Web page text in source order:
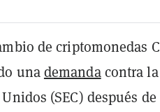
de criptomonedas
unademandacontra la
(SEC) después